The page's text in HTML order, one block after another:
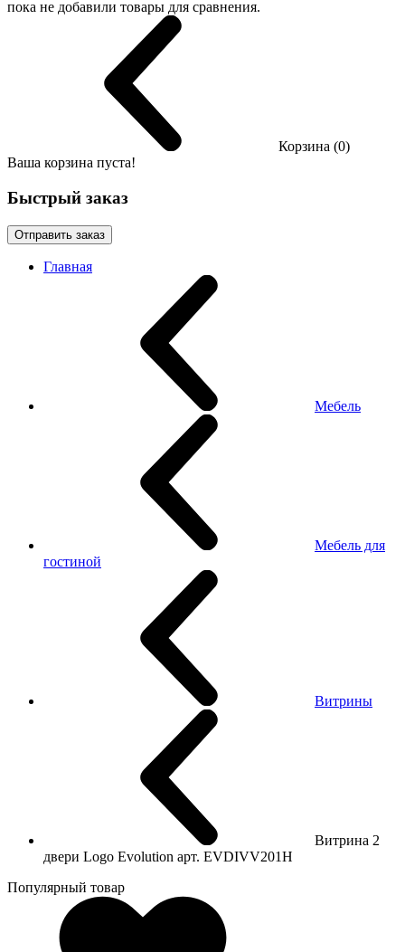
пока не добавили товары для сравнения.
Корзина (0)
Ваша корзина пуста!
Быстрый заказ
Отправить заказ
Главная
Мебель
Мебель для
гостиной
Витрины
Витрина 2
двери Logo Evolution арт. EVDIVV201H
Популярный товар